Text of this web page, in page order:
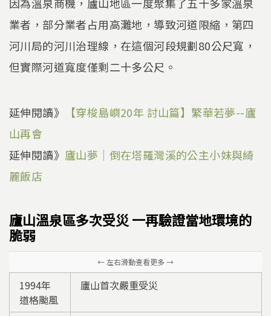
業者，部分業者占用高灘地，導致河道限縮，第四
河川局的河川治理線，在這個河段規劃80公尺寬，
但實際河道寬度僅剩二十多公尺。
延伸閱讀》
【穿梭島嶼20年 討山篇】繁華若夢--廬
山再會
延伸閱讀》 廬山夢｜倒在塔羅灣溪的公主小妹與綺
麗飯店
廬山溫泉區多次受災 一再驗證當地環境的
脆弱
1994年
道格颱風
廬山首次嚴重受災